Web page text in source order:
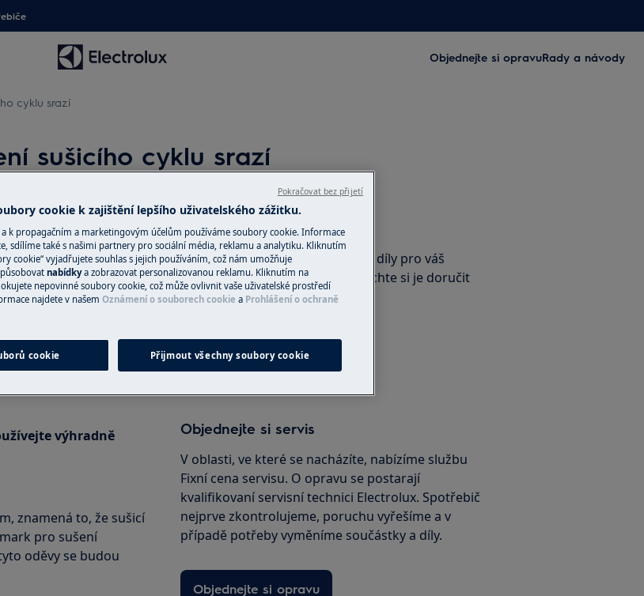
Objednejte si opravuRady a návody
cyklu srazí
sušicího cyklu srazí
výhradně
znamená to, že sušicí
pro sušení
oděvy se budou
Náhradní díly a příslušenství
Vyhledejte si originální náhradní díly pro váš
spotřebič v našem e-shopu a nechte si je doručit
přímo domů.
Do internetového obchodu
Objednejte si servis
V oblasti, ve které se nacházíte, nabízíme službu
Fixní cena servisu. O opravu se postarají
kvalifikovaní servisní technici Electrolux. Spotřebič
nejprve zkontrolujeme, poruchu vyřešíme a v
případě potřeby vyměníme součástky a díly.
Objednejte si opravu
cookie k zajištění lepšího uživatelského zážitku.
a k propagačním a marketingovým účelům používáme soubory cookie. Informace
sdílíme také s našimi partnery pro sociální média, reklamu a analytiku. Kliknutím
cookie“ vyjadřujete souhlas s jejich používáním, což nám umožňuje
nabídkya zobrazovat personalizovanou reklamu. Kliknutím na
nepovinné soubory cookie, což může ovlivnit vaše uživatelské prostředí
najdete v našem Oznámení o souborech cookie a Prohlášení o ochraně
cookie Přijmout všechny soubory cookie
Pokračovat bez přijetí